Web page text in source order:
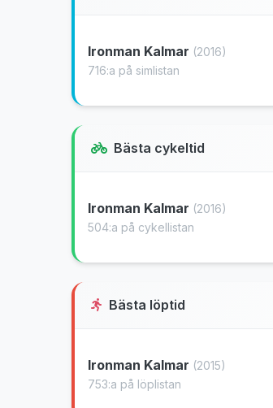
Ironman Kalmar (2016)
716:a på simlistan
Bästa cykeltid
Ironman Kalmar (2016)
504:a på cykellistan
Bästa löptid
Ironman Kalmar (2015)
753:a på löplistan